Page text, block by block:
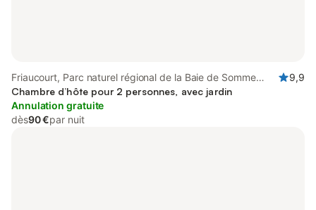
Friaucourt, Parc naturel régional de la Baie de Somme
Picardie Maritime
9,9
Chambre d’hôte pour 2 personnes, avec jardin
Annulation gratuite
dès90 €par nuit